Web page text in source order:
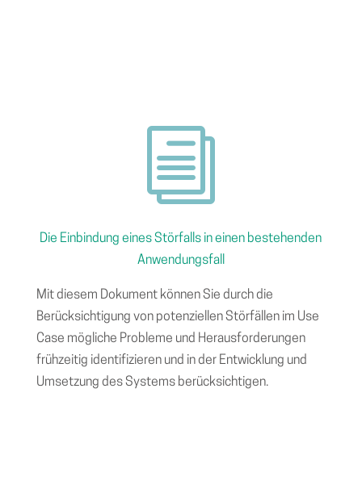
i
Die Einbindung eines Störfalls in einen bestehenden
Anwendungsfall
Mit diesem Dokument können Sie durch die
Berücksichtigung von potenziellen Störfällen im Use
Case mögliche Probleme und Herausforderungen
frühzeitig identifizieren und in der Entwicklung und
Umsetzung des Systems berücksichtigen.